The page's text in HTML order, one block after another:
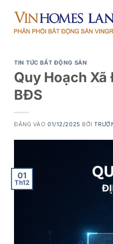
TIN TỨC BẤT ĐỘNG SẢN
Quy Hoạch
BĐS
ĐĂNG VÀO01/12/2025 BỞI
01
Th12